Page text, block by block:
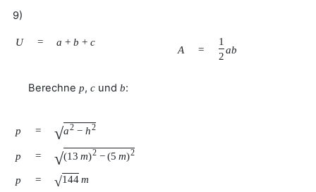
9)
U = a + b + c
A =
1
2
ab
Berechne p, c und b:
p = √a2 − h2
p = √(13 m)2 − (5 m)2
p = √144m